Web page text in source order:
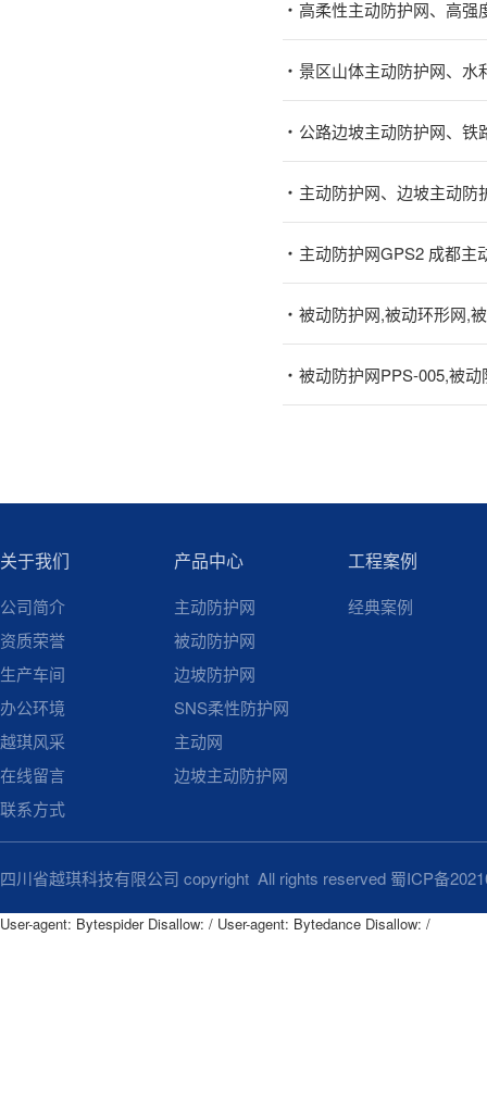
高柔性主动防护网、高强
景区山体主动防护网、水
公路边坡主动防护网、铁
主动防护网、边坡主动防
主动防护网GPS2 成都主
被动防护网,被动环形网,
被动防护网PPS-005,被
关于我们
公司简介
资质荣誉
生产车间
办公环境
越琪风采
在线留言
联系方式
产品中心
主动防护网
被动防护网
边坡防护网
SNS柔性防护网
主动网
边坡主动防护网
工程案例
经典案例
四川省越琪科技有限公司 copyright All rights reserved 蜀ICP备
User-agent: Bytespider
User-agent: Bytespider Disallow: / User-agent: Bytedance Disallow: /